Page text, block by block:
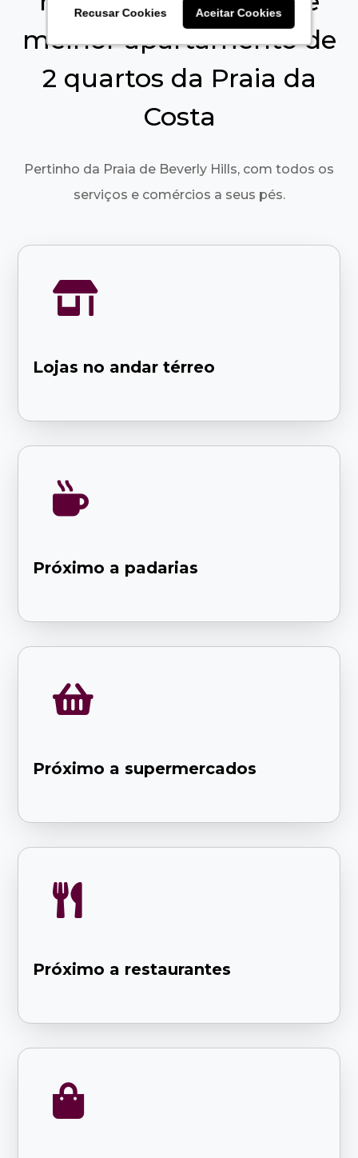
Recusar Cookies Aceitar Cookies
Recusar Cookies Aceitar Cookies
melhor apartamento de
2 quartos da Praia da
Costa
Pertinho da Praia de Beverly Hills, com todos os
serviços e comércios a seus pés.

Lojas no andar térreo

Próximo a padarias

Próximo a supermercados

Próximo a restaurantes
